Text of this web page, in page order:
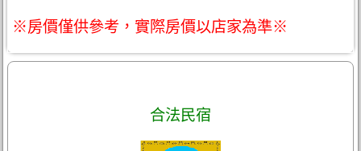
※房價僅供參考，實際房價以店家為準※
合法民宿